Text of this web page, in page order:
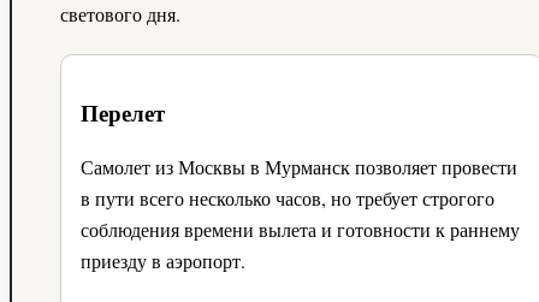
светового дня.
Перелет
Самолет из Москвы в Мурманск позволяет провести
в пути всего несколько часов, но требует строгого
соблюдения времени вылета и готовности к раннему
приезду в аэропорт.